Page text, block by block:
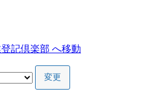
記倶楽部 へ移動